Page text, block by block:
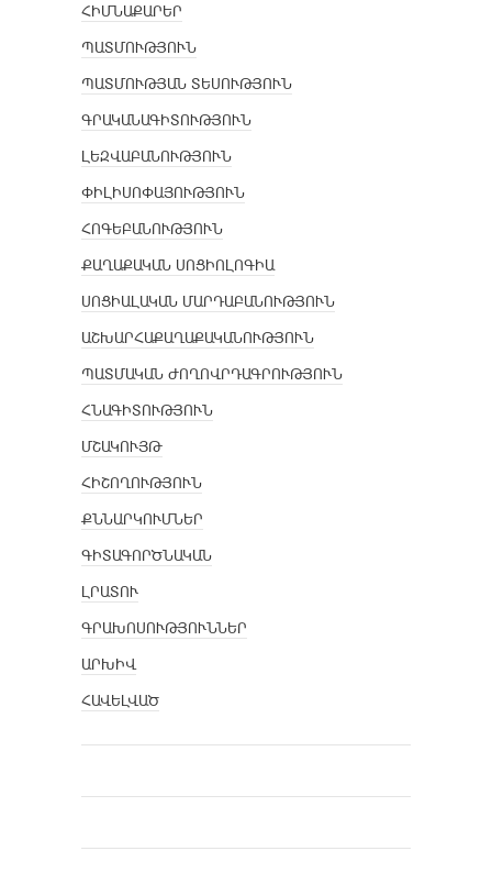
ՀԻՄՆԱՔԱՐԵՐ
ՊԱՏՄՈՒԹՅՈՒՆ
ՊԱՏՄՈՒԹՅԱՆ ՏԵՍՈՒԹՅՈՒՆ
ԳՐԱԿԱՆԱԳԻՏՈՒԹՅՈՒՆ
ԼԵԶՎԱԲԱՆՈՒԹՅՈՒՆ
ՓԻԼԻՍՈՓԱՅՈՒԹՅՈՒՆ
ՀՈԳԵԲԱՆՈՒԹՅՈՒՆ
ՔԱՂԱՔԱԿԱՆ ՍՈՑԻՈԼՈԳԻԱ
ՍՈՑԻԱԼԱԿԱՆ ՄԱՐԴԱԲԱՆՈՒԹՅՈՒՆ
ԱՇԽԱՐՀԱՔԱՂԱՔԱԿԱՆՈՒԹՅՈՒՆ
ՊԱՏՄԱԿԱՆ ԺՈՂՈՎՐԴԱԳՐՈՒԹՅՈՒՆ
ՀՆԱԳԻՏՈՒԹՅՈՒՆ
ՄՇԱԿՈՒՅԹ
ՀԻՇՈՂՈՒԹՅՈՒՆ
ՔՆՆԱՐԿՈՒՄՆԵՐ
ԳԻՏԱԳՈՐԾՆԱԿԱՆ
ԼՐԱՏՈՒ
ԳՐԱԽՈՍՈՒԹՅՈՒՆՆԵՐ
ԱՐԽԻՎ
ՀԱՎԵԼՎԱԾ